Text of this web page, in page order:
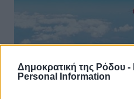
Δημοκρατική της Ρόδου -
Personal Information